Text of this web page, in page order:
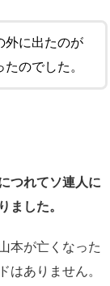
外に出たのが
のでした。
つれてソ連人に
ました。
本が亡くなった
はありません。